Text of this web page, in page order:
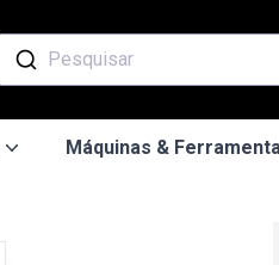
Pesquisar
Máquinas &